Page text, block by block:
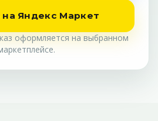
Яндекс Маркет
оформляется на выбранном